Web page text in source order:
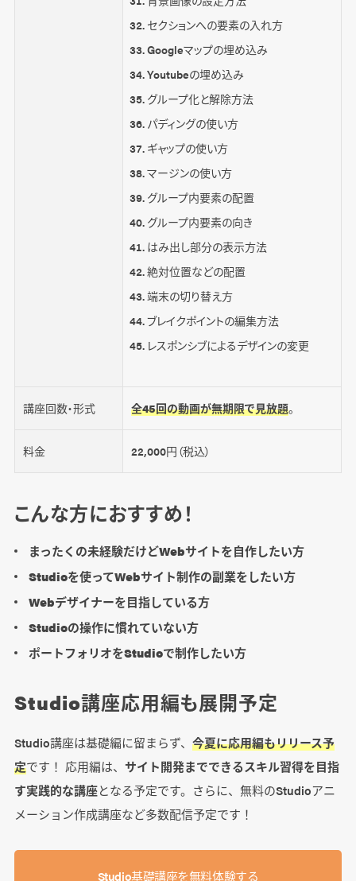
セクションへの要素の入れ方
Googleマップの埋め込み
Youtubeの埋め込み
グループ化と解除方法
パディングの使い方
ギャップの使い方
マージンの使い方
グループ内要素の配置
グループ内要素の向き
はみ出し部分の表示方法
絶対位置などの配置
端末の切り替え方
ブレイクポイントの編集方法
レスポンシブによるデザインの変更
講座回数・形式 全45回の動画が無期限で見放題。
料金 22,000円（税込）
こんな方におすすめ！
まったくの未経験だけどWebサイトを自作したい方
Studioを使ってWebサイト制作の副業をしたい方
Webデザイナーを目指している方
Studioの操作に慣れていない方
ポートフォリオをStudioで制作したい方
Studio講座応用編も展開予定
Studio講座は基礎編に留まらず、 今夏に応用編もリリース予
定です！ 応用編は、 サイト開発までできるスキル習得を目指
す実践的な講座となる予定です。さらに、無料のStudioアニ
メーション作成講座など多数配信予定です！
Studio基礎講座を無料体験する